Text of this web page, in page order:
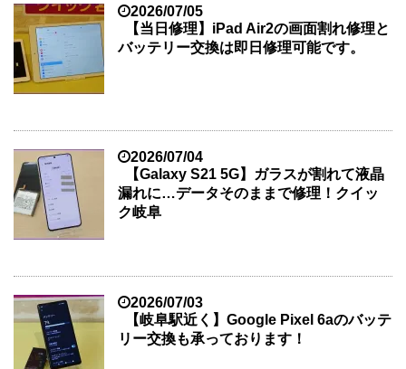
2026/07/05
【当日修理】iPad Air2の画面割れ修理と
バッテリー交換は即日修理可能です。
2026/07/04
【Galaxy S21 5G】ガラスが割れて液晶
漏れに…データそのままで修理！クイッ
ク岐阜
2026/07/03
【岐阜駅近く】Google Pixel 6aのバッテ
リー交換も承っております！